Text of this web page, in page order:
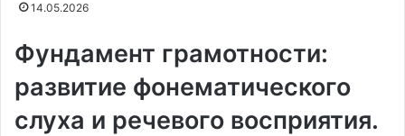
14.05.2026
Фундамент грамотности:
развитие фонематического
слуха и речевого восприятия.